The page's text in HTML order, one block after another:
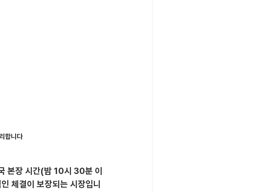
합니다
장 시간(밤 10시 30분 이
체결이 보장되는 시장입니